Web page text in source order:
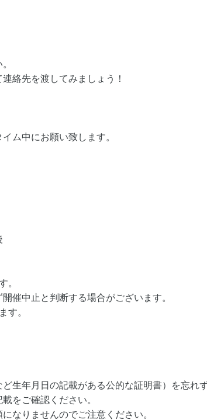
絡先を渡してみましょう！
ム中にお願い致します。
。
催中止と判断する場合がございます。
す。
生年月日の記載がある公的な証明書）を忘れ
をご確認ください。
なりませんのでご注意ください。